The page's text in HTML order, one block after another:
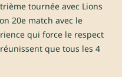
tournée avec Lions
20e match avec le
qui force le respect
que tous les 4